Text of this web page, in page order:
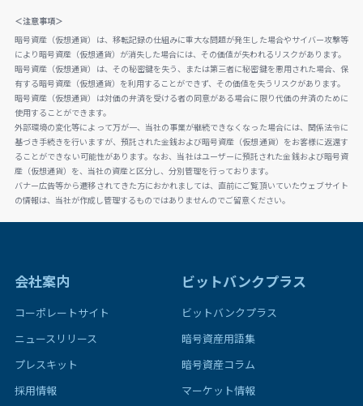
＜注意事項＞
暗号資産（仮想通貨）は、移転記録の仕組みに重大な問題が発生した場合やサイバー攻撃等
により暗号資産（仮想通貨）が消失した場合には、その価値が失われるリスクがあります。
暗号資産（仮想通貨）は、その秘密鍵を失う、または第三者に秘密鍵を悪用された場合、保
有する暗号資産（仮想通貨）を利用することができず、その価値を失うリスクがあります。
暗号資産（仮想通貨）は対価の弁済を受ける者の同意がある場合に限り代価の弁済のために
使用することができます。
外部環境の変化等によって万が一、当社の事業が継続できなくなった場合には、関係法令に
基づき手続きを行いますが、預託された金銭および暗号資産（仮想通貨）をお客様に返還す
ることができない可能性があります。なお、当社はユーザーに預託された金銭および暗号資
産（仮想通貨）を、当社の資産と区分し、分別管理を行っております。
バナー広告等から遷移されてきた方におかれましては、直前にご覧頂いていたウェブサイト
の情報は、当社が作成し管理するものではありませんのでご留意ください。
会社案内
コーポレートサイト
ニュースリリース
プレスキット
採用情報
ビットバンクプラス
ビットバンクプラス
暗号資産用語集
暗号資産コラム
マーケット情報